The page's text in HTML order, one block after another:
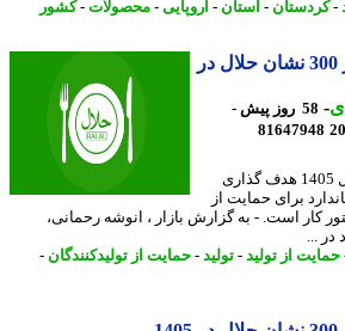
-استان-اروپایی-محصولات-کشور
هدف گذاری صدور 300 نشان حلال در
58 روز پیش -
صدور 300 نشان حلال در سال 1405 هدف گذاری
برای حمایت از
است. - به گزارش بازار ، انوشه رحمانی،
از تولید-تولید-حمایت از تولیدکنندگان-